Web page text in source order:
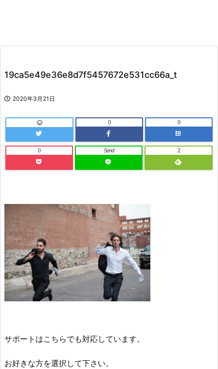
19ca5e49e36e8d7f5457672e531cc66a_t
2020年3月21日
0
B!
0
0 Send 2
サポートはこちらでも対応しています。
お好きな方を選択して下さい。